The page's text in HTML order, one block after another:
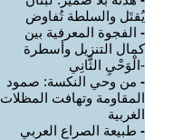
يُقتَل والسلطة تُفاوض
- الفجوة المعرفية بين
كمال التنزيل وأسطرة
-الْوَحْيِ الثَّانِي
- من وحي النكسة: صمود
المقاومة وتهافت المظلات
الغربية
- طبيعة الصراع العربي